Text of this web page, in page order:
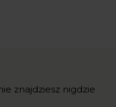
znajdziesz nigdzie